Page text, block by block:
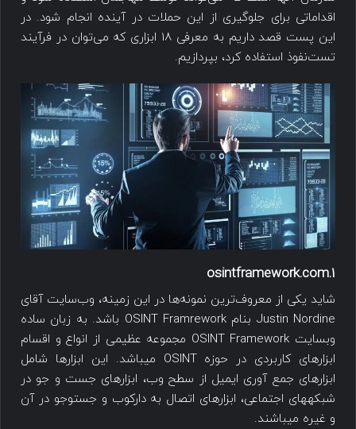
اقداماتی برای جلوگیری از این حملات در آینده انجام شود. در
این پست قصد داریم به معرفی 18 ابزاری که می‌توان در فرآیند
تست‌نفوذ استفاده کرد، بپردازیم.
1.osintframework.com
شاید یکی از معروف‌ترین نمونه‌ها در این زمینه، وب‌سایت آقای
Justin Nordine بنام OSINT Framrework باشد. به زبان ساده
وب‎سایت OSINT Framework مجموعه عظیمی از انواع و اقسام
ابزارهای کاربردی در حوزه OSINT می‎باشد. این ابزارها شامل
ابزارهای جمع آوری ایمیل از سطح وب، ابزارهای جست و جو در
شبکه‎های اجتماعی، ابزارهای اتصال به دارک‎وب و جست‎وجو در آن
و غیره می‎باشند.